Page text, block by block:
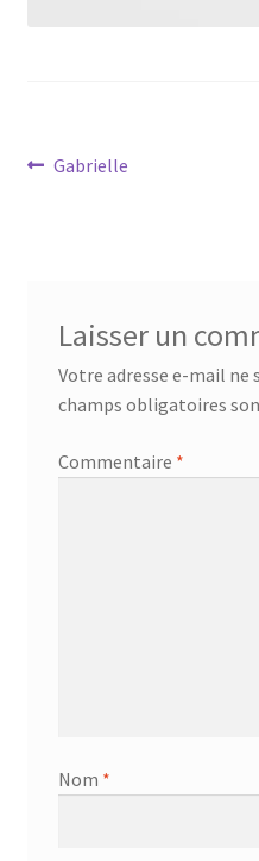
Navigation
Article
Gabrielle
Laisser un
Votre adresse e-mail ne
champs obligatoires
Commentaire *
Nom *